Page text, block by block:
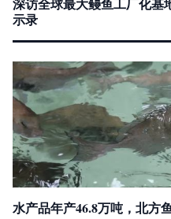
示录
水产品年产46.8万吨，北方